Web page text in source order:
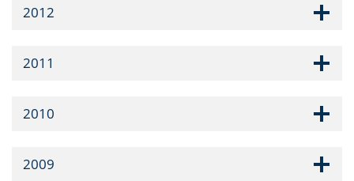
2012
2011
2010
2009